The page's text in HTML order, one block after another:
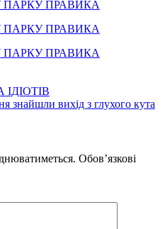
знайшли вихід з глухого кута
Обов’язкові